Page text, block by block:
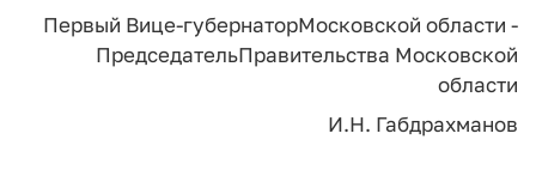
Первый Вице-губернаторМосковской области -
ПредседательПравительства Московской
области
И.Н. Габдрахманов